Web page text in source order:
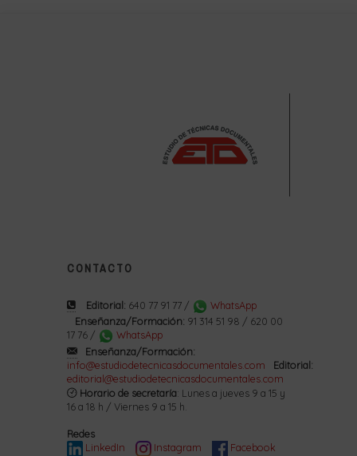
CONTACTO
Editorial: 640 77 91 77 /
WhatsApp
Enseñanza/Formación: 91 314 51 98 / 620 00
17 76 /
WhatsApp
Enseñanza/Formación:
info@estudiodetecnicasdocumentales.com
Editorial:
editorial@estudiodetecnicasdocumentales.com
Horario de secretaría: Lunes a jueves 9 a 15 y
16 a 18 h / Viernes 9 a 15 h.
Redes
LinkedIn
Instagram
Facebook